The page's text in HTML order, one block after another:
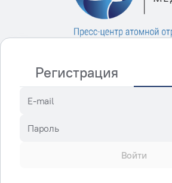
Регистрация
E-mail
Пароль
Войти